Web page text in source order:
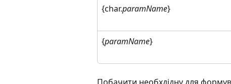
{char.paramName}
{paramName}